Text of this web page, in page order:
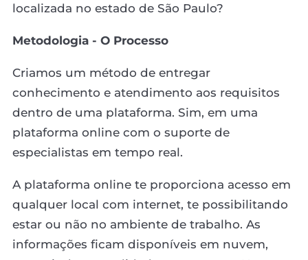
localizada no estado de São Paulo?
Metodologia - O Processo
Criamos um método de entregar
conhecimento e atendimento aos requisitos
dentro de uma plataforma. Sim, em uma
plataforma online com o suporte de
especialistas em tempo real.
A plataforma online te proporciona acesso em
qualquer local com internet, te possibilitando
estar ou não no ambiente de trabalho. As
informações ficam disponíveis em nuvem,